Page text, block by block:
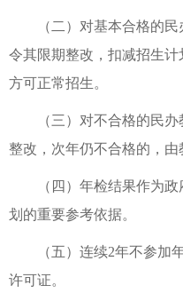
（二）对基本合格的民
令其限期整改，扣减招生
方可正常招生。
（三）对不合格的民办
整改，次年仍不合格的，由
（四）年检结果作为政
划的重要参考依据。
（五）连续2年不参加年
许可证。